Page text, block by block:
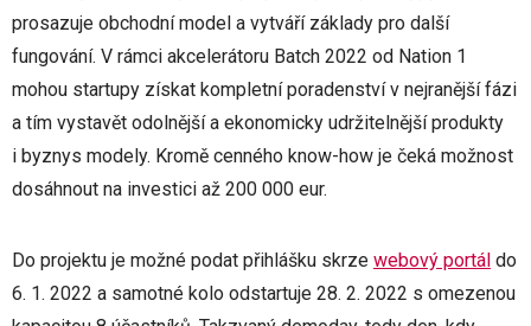
prosazuje obchodní model a vytváří základy pro další
fungování. V rámci akcelerátoru Batch 2022 od Nation 1
mohou startupy získat kompletní poradenství v nejranější fázi
a tím vystavět odolnější a ekonomicky udržitelnější produkty
i byznys modely. Kromě cenného know-how je čeká možnost
dosáhnout na investici až 200 000 eur.
Do projektu je možné podat přihlášku skrze webový portál do
6. 1. 2022 a samotné kolo odstartuje 28. 2. 2022 s omezenou